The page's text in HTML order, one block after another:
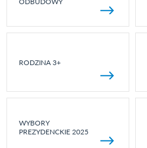
RODZINA 3+
WYBORY
PREZYDENCKIE 2025